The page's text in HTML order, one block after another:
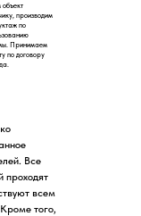
Все
проходят
всем
того,
производим
по
Принимаем
по договору